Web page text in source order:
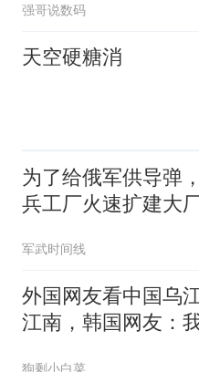
强哥说数码
天空硬糖消
为了给俄军供导弹
兵工厂火速扩建大
军武时间线
外国网友看中国乌
江南，韩国网友：
狗剩小白菜